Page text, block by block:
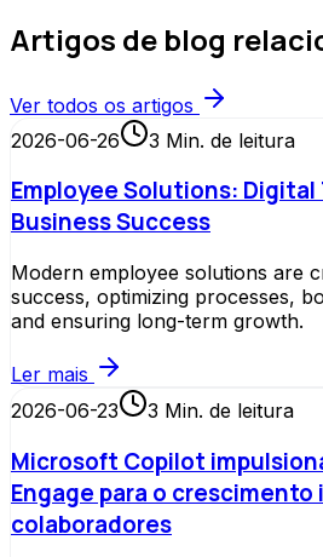
Artigos de blog
Ver todos os artigos
2026-06-26
3 Min. de leitura
Employee Solutions:
Business Success
Modern employee solutions are
success, optimizing processes,
and ensuring long-term growth.
Ler mais
2026-06-23
3 Min. de leitura
Microsoft Copilot
Engage para o
colaboradores